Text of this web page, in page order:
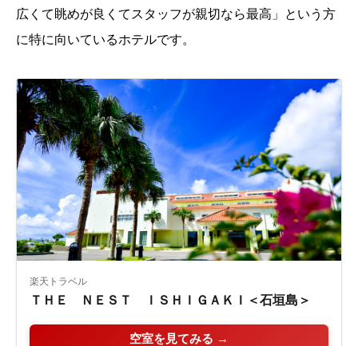
広くて眺めが良くてスタッフが親切なら最高」という方
に特に向いているホテルです。
楽天トラベル
ＴＨＥ ＮＥＳＴ ＩＳＨＩＧＡＫＩ＜石垣島＞
空室を見てみる →